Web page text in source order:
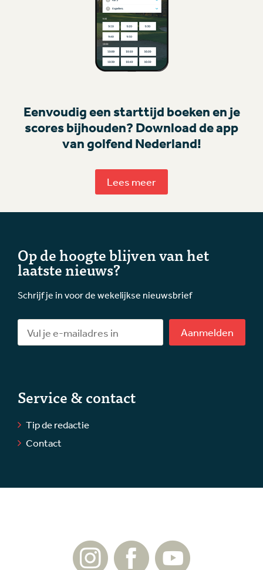
Eenvoudig een starttijd boeken en je
scores bijhouden? Download de app
van golfend Nederland!
Lees meer
Op de hoogte blijven van het
laatste nieuws?
Schrijf je in voor de wekelijkse nieuwsbrief
Aanmelden
Service & contact
Tip de redactie
Contact